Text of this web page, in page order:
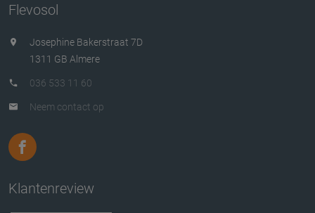
Flevosol
Josephine Bakerstraat 7D
1311 GB Almere
036 533 11 60
Neem contact op
Klantenreview